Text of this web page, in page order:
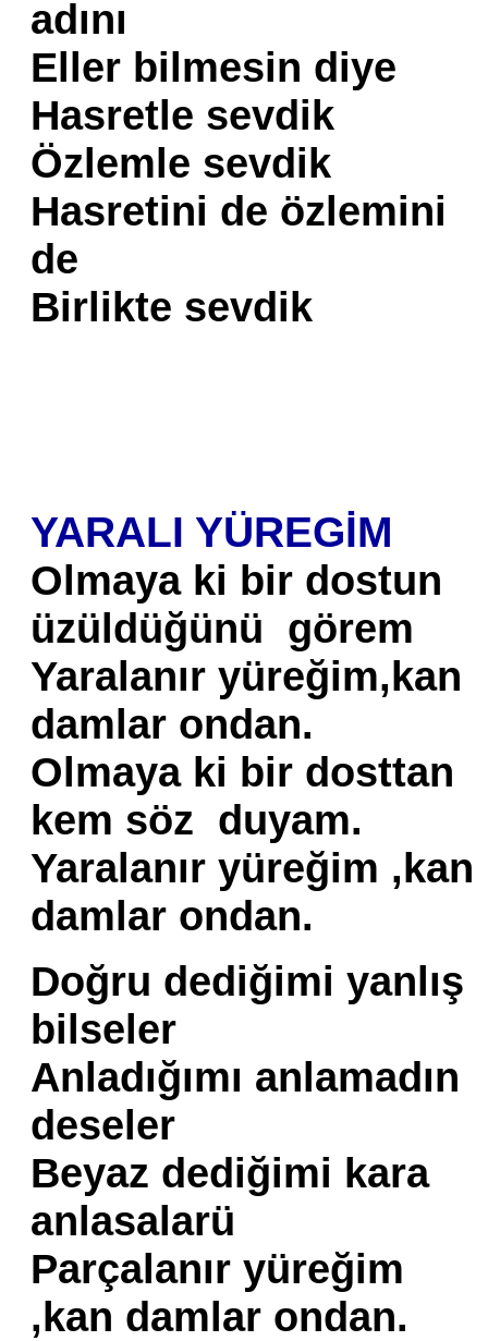
adını
Eller bilmesin diye
Hasretle sevdik
Özlemle sevdik
Hasretini de özlemini
de
Birlikte sevdik
YARALI YÜREGİM
Olmaya ki bir dostun
üzüldüğünü görem
Yaralanır yüreğim,kan
damlar ondan.
Olmaya ki bir dosttan
kem söz duyam.
Yaralanır yüreğim ,kan
damlar ondan.
Doğru dediğimi yanlış
bilseler
Anladığımı anlamadın
deseler
Beyaz dediğimi kara
anlasalarü
Parçalanır yüreğim
,kan damlar ondan.